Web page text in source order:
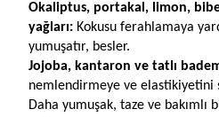
Okaliptus, portakal, limon,
yağları: Kokusu ferahlamaya
yumuşatır, besler.
Jojoba, kantaron ve tatlı
nemlendirmeye ve elastikiyetini
Daha yumuşak, taze ve bakımlı